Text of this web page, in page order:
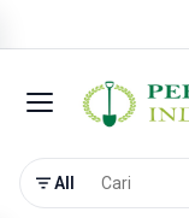
All